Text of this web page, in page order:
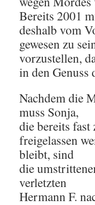
Bereits 2001
deshalb vom
gewesen zu
vorzustellen,
in den Genuss
Nachdem die
muss Sonja,
die bereits
freigelassen
bleibt, sind
die
verletzten
Hermann F.